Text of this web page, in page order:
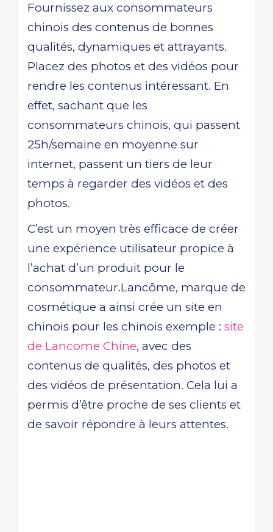
Fournissez aux consommateurs
chinois des contenus de bonnes
qualités, dynamiques et attrayants.
Placez des photos et des vidéos pour
rendre les contenus intéressant. En
effet, sachant que les
consommateurs chinois, qui passent
25h/semaine en moyenne sur
internet, passent un tiers de leur
temps à regarder des vidéos et des
photos.
C’est un moyen très efficace de créer
une expérience utilisateur propice à
l’achat d’un produit pour le
consommateur.Lancôme, marque de
cosmétique a ainsi crée un site en
chinois pour les chinois exemple : site
de Lancome Chine, avec des
contenus de qualités, des photos et
des vidéos de présentation. Cela lui a
permis d’être proche de ses clients et
de savoir répondre à leurs attentes.